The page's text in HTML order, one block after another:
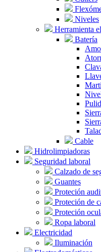
Niveles
Herramienta
Batería
Cable
Hidrolimpiadoras
Seguridad laboral
Calzado de
Guantes
Proteción
Proteción de
Proteción
Ropa laboral
Electricidad
Iluminación